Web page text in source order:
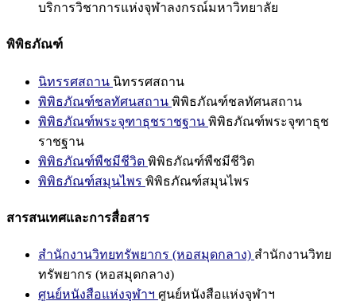
บริการวิชาการแห่งจุฬาลงกรณ์มหาวิทยาลัย
พิพิธภัณฑ์
นิทรรศสถาน นิทรรศสถาน
พิพิธภัณฑ์ชลทัศนสถาน พิพิธภัณฑ์ชลทัศนสถาน
พิพิธภัณฑ์พระจุฑาธุชราชฐาน พิพิธภัณฑ์พระจุฑาธุช
ราชฐาน
พิพิธภัณฑ์พืชมีชีวิต พิพิธภัณฑ์พืชมีชีวิต
พิพิธภัณฑ์สมุนไพร พิพิธภัณฑ์สมุนไพร
สารสนเทศและการสื่อสาร
สำนักงานวิทยทรัพยากร (หอสมุดกลาง) สำนักงานวิทย
ทรัพยากร (หอสมุดกลาง)
ศูนย์หนังสือแห่งจุฬาฯ ศูนย์หนังสือแห่งจุฬาฯ